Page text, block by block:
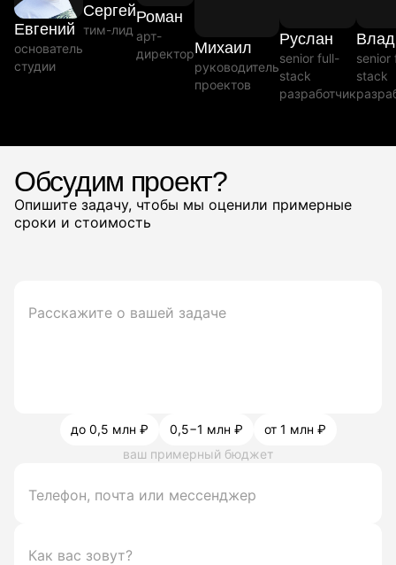
Евгений
основатель
студии
Сергей
тим-лид
Роман
арт-
директорМихаил
руководитель
проектов
Руслан
senior full-
stack
разработчик
senior
stack
Обсудим проект?
Опишите задачу, чтобы мы оценили примерные
сроки и стоимость
до 0,5 млн ₽ 0,5−1 млн ₽
от 1 млн ₽
ваш примерный бюджет